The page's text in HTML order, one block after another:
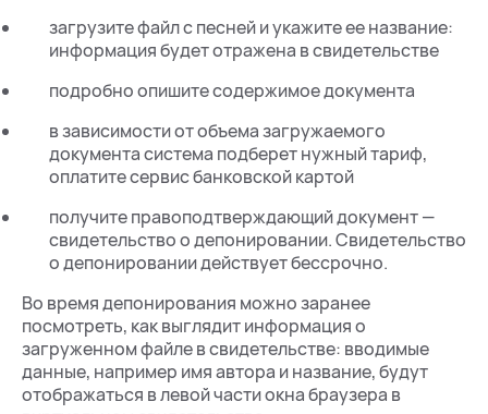
загрузите файл с песней и укажите ее название:
информация будет отражена в свидетельстве
подробно опишите содержимое документа
в зависимости от объема загружаемого
документа система подберет нужный тариф,
оплатите сервис банковской картой
получите правоподтверждающий документ —
свидетельство о депонировании. Свидетельство
о депонировании действует бессрочно.
Во время депонирования можно заранее
посмотреть, как выглядит информация о
загруженном файле в свидетельстве: вводимые
данные, например имя автора и название, будут
отображаться в левой части окна браузера в